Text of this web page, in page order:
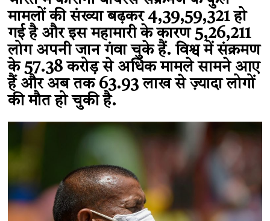
मामलों की संख्या बढ़कर 4,39,59,321 हो
गई है और इस महामारी के कारण 5,26,211
लोग अपनी जान गंवा चुके हैं. विश्व में संक्रमण
के 57.38 करोड़ से अधिक मामले सामने आए
हैं और अब तक 63.93 लाख से ज़्यादा लोगों
की मौत हो चुकी है.